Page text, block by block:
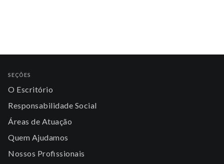
SEÇÕES
O Escritório
Responsabilidade Social
Áreas de Atuação
Quem Ajudamos
Nossos Profissionais